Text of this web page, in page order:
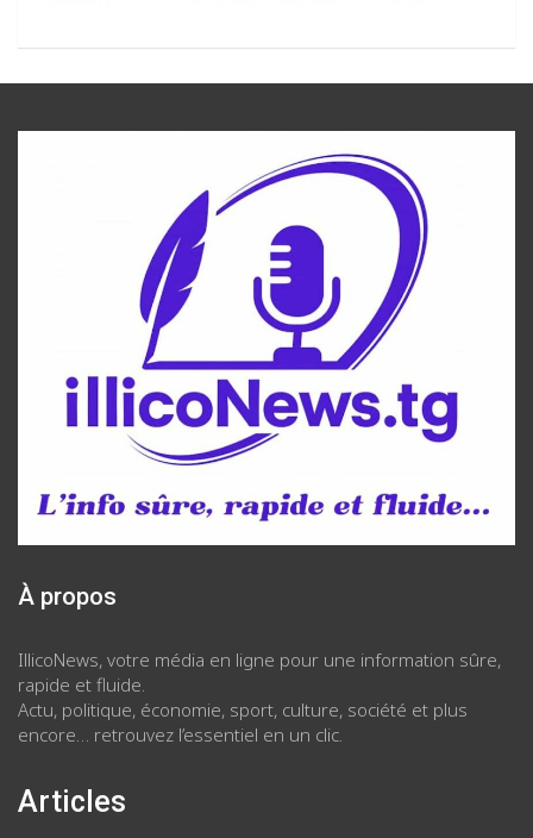
À propos
IllicoNews, votre média en ligne pour une information sûre,
rapide et fluide.
Actu, politique, économie, sport, culture, société et plus
encore… retrouvez l’essentiel en un clic.
Articles